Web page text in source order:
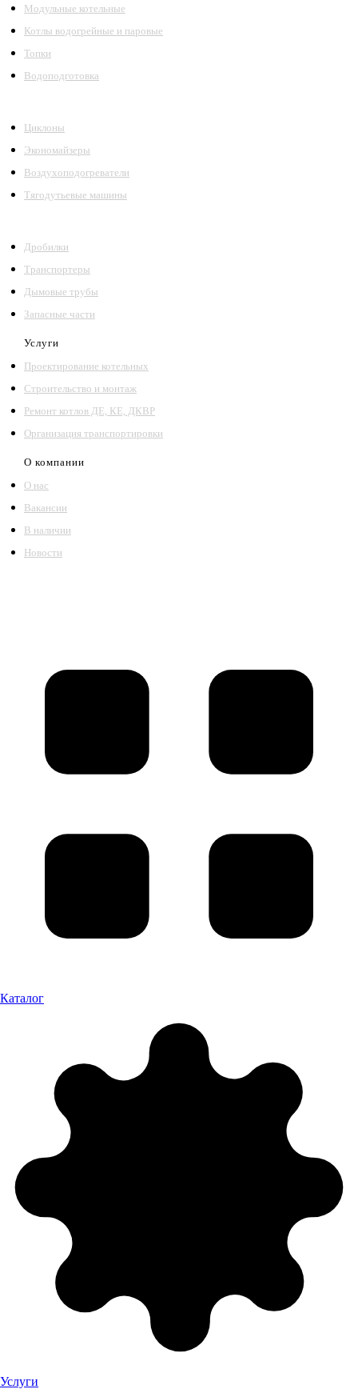
Модульные котельные
Котлы водогрейные и паровые
Топки
Водоподготовка
Циклоны
Экономайзеры
Воздухоподогреватели
Тягодутьевые машины
Дробилки
Транспортеры
Дымовые трубы
Запасные части
Услуги
Проектирование котельных
Строительство и монтаж
Ремонт котлов ДЕ, КЕ, ДКВР
Организация транспортировки
О компании
О нас
Вакансии
В наличии
Новости
Каталог
Услуги